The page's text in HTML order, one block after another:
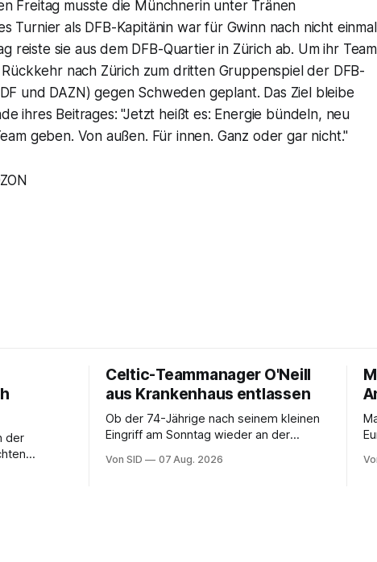
Freitag musste die Münchnerin unter Tränen
Turnier als DFB-Kapitänin war für Gwinn nach nicht einmal
reiste sie aus dem DFB-Quartier in Zürich ab. Um ihr Team
nach Zürich zum dritten Gruppenspiel der DFB-
und DAZN) gegen Schweden geplant. Das Ziel bleibe
ihres Beitrages: "Jetzt heißt es: Energie bündeln, neu
geben. Von außen. Für innen. Ganz oder gar nicht."
der
Celtic-Teammanager O'Neill
aus Krankenhaus entlassen
Ob der 74-Jährige nach seinem kleinen
Eingriff am Sonntag wieder an der
Von SID 07 Aug. 2026